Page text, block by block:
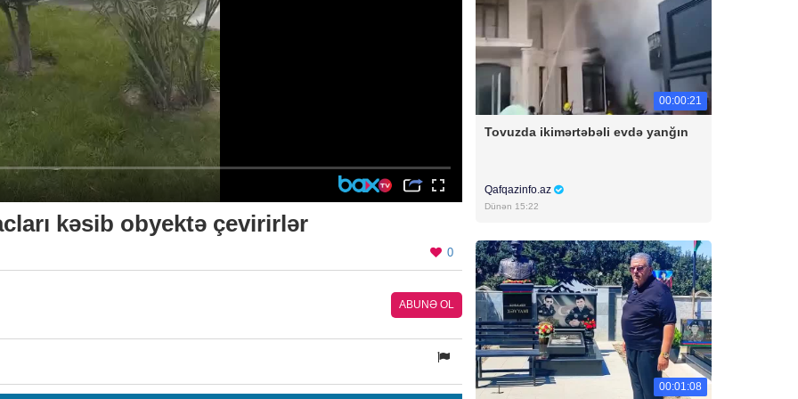
kəsib obyektə çevirirlər
0
ABUNƏ OL
00:00:21
Tovuzda ikimərtəbəli evdə yanğın
Qafqazinfo.az
Dünən 15:22
00:01:08